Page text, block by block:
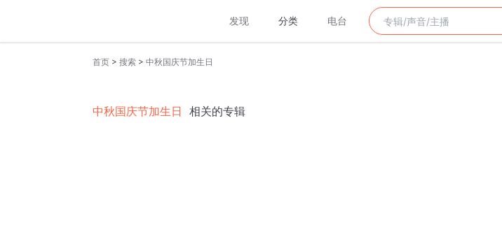
发现 分类 电台
首页 > 搜索 > 中秋国庆节加生日
中秋国庆节加生日 相关的专辑